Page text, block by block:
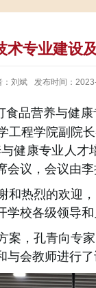
专业建设
：刘斌 发布时间：
品营养与健
工程学院副院
健康专业人
议，会议由李
热烈的欢迎
校各级领导
，孔青向专
会教师进行了